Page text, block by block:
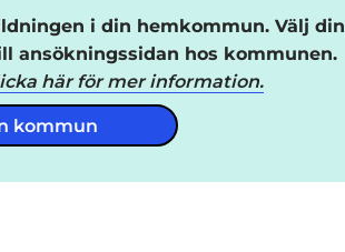
i din hemkommun. Välj din
ansökningssidan hos kommunen.
här för mer information.
kommun